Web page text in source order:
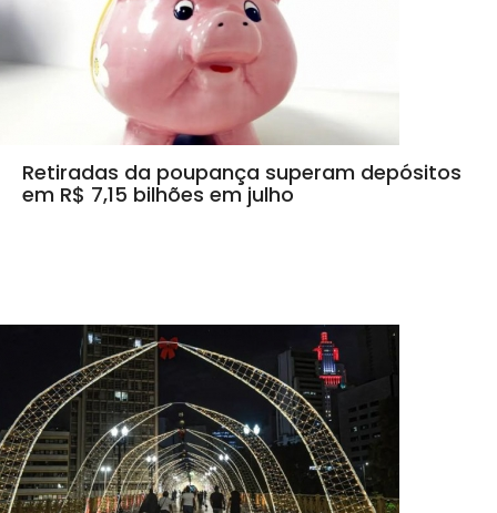
Retiradas da poupança superam depósitos
em R$ 7,15 bilhões em julho